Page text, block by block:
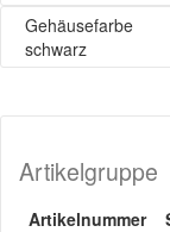
Gehäusefarbe
schwarz
Artikelgruppe
Artikelnummer